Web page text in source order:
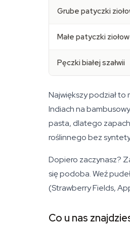
Grube patyczki
Małe patyczki
Pęczki białej szałwii
Największy podział to
Indiach na
pasta, dlatego zapach
roślinnego bez
Dopiero zaczynasz?
się podoba. Weź
(Strawberry Fields,
Co u nas